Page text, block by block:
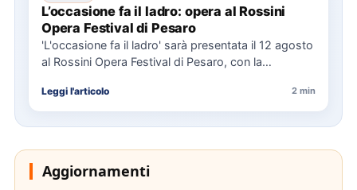
L’occasione fa il ladro: opera al Rossini
Opera Festival di Pesaro
'L'occasione fa il ladro' sarà presentata il 12 agosto
al Rossini Opera Festival di Pesaro, con la
Leggi l'articolo 2 min
Aggiornamenti